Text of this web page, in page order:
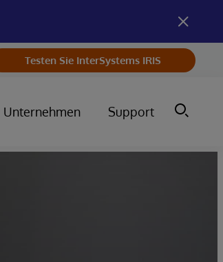
Testen Sie InterSystems IRIS
Unternehmen Support